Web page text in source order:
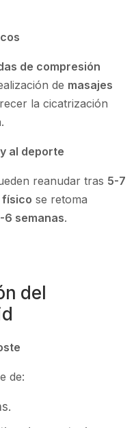
de compresión
de masajes
la cicatrización
al deporte
reanudar tras 5-7
se retoma
6 semanas.
del
de: